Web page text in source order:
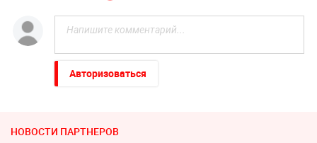
Авторизоваться
НОВОСТИ ПАРТНЕРОВ